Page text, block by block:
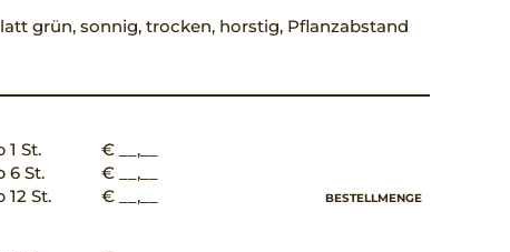
grün, sonnig, trocken, horstig, Pflanzabstand
1 St.
€ __,__
6 St.
€ __,__
12 St.
€ __,__ BESTELLMENGE